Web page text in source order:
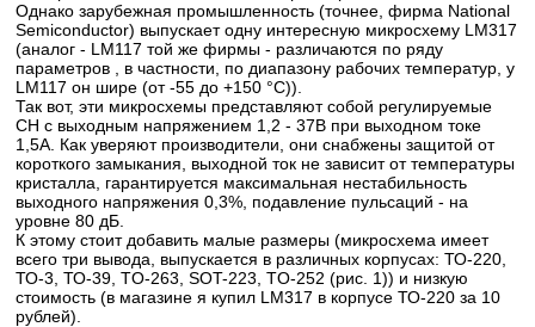
Однако зарубежная промышленность (точнее, фирма National
Semiconductor) выпускает одну интересную микросхему LM317
(аналог - LM117 той же фирмы - различаются по ряду
параметров , в частности, по диапазону рабочих температур, у
LM117 он шире (от -55 до +150 °C)).
Так вот, эти микросхемы представляют собой регулируемые
СН с выходным напряжением 1,2 - 37В при выходном токе
1,5А. Как уверяют производители, они снабжены защитой от
короткого замыкания, выходной ток не зависит от температуры
кристалла, гарантируется максимальная нестабильность
выходного напряжения 0,3%, подавление пульсаций - на
уровне 80 дБ.
К этому стоит добавить малые размеры (микросхема имеет
всего три вывода, выпускается в различных корпусах: ТО-220,
ТО-3, ТО-39, TO-263, SOT-223, TO-252 (рис. 1)) и низкую
стоимость (в магазине я купил LM317 в корпусе ТО-220 за 10
рублей).